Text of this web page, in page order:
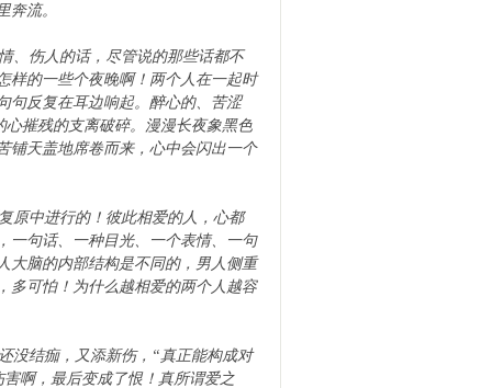
奔流。
、伤人的话，尽管说的那些话都不
样的一些个夜晚啊！两个人在一起时
句反复在耳边响起。醉心的、苦涩
摧残的支离破碎。漫漫长夜象黑色
铺天盖地席卷而来，心中会闪出一个
原中进行的！彼此相爱的人，心都
一句话、一种目光、一个表情、一句
大脑的内部结构是不同的，男人侧重
多可怕！为什么越相爱的两个人越容
没结痂，又添新伤，“真正能构成对
啊，最后变成了恨！真所谓爱之